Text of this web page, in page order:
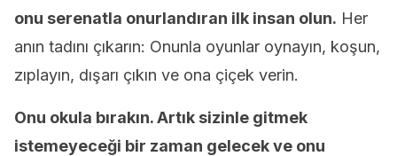
onu serenatla onurlandıran ilk insan olun. Her
anın tadını çıkarın: Onunla oyunlar oynayın, koşun,
zıplayın, dışarı çıkın ve ona çiçek verin.
Onu okula bırakın. Artık sizinle gitmek
istemeyeceği bir zaman gelecek ve onu